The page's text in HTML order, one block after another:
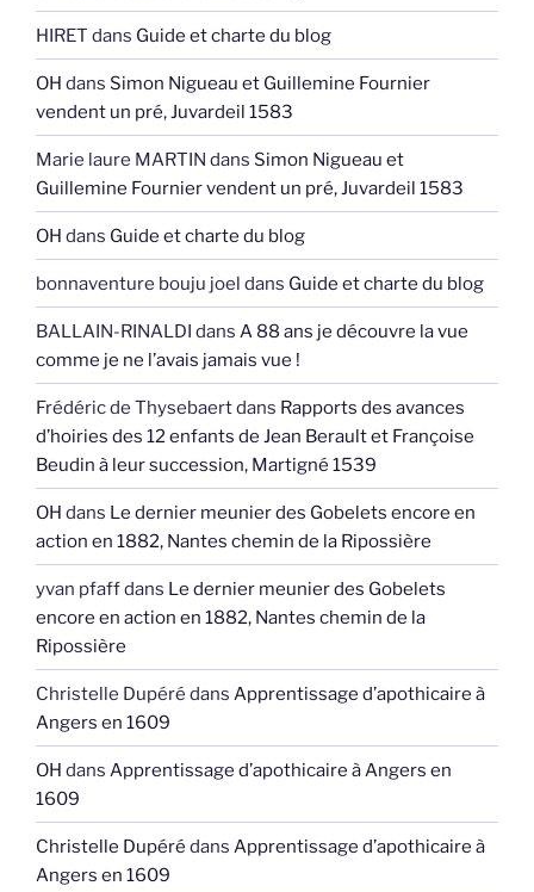
HIRET dans Guide et charte du blog
OH dans Simon Nigueau et Guillemine Fournier
vendent un pré, Juvardeil 1583
Marie laure MARTIN dans Simon Nigueau et
Guillemine Fournier vendent un pré, Juvardeil 1583
OH dans Guide et charte du blog
bonnaventure bouju joel dans Guide et charte du blog
BALLAIN-RINALDI dans A 88 ans je découvre la vue
comme je ne l’avais jamais vue !
Frédéric de Thysebaertdans Rapports des avances
d’hoiries des 12 enfants de Jean Berault et Françoise
Beudin à leur succession, Martigné 1539
OH dans Le dernier meunier des Gobelets encore en
action en 1882, Nantes chemin de la Ripossière
yvan pfaffdans Le dernier meunier des Gobelets
encore en action en 1882, Nantes chemin de la
Ripossière
Christelle Dupéré dans Apprentissage d’apothicaire à
Angers en 1609
OH dans Apprentissage d’apothicaire à Angers en
1609
Christelle Dupéré dans Apprentissage d’apothicaire à
Angers en 1609